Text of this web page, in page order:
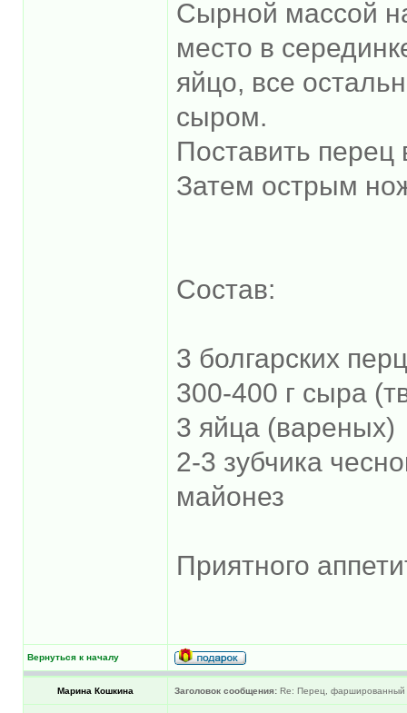
Сырной массой
место в
яйцо, все
сыром.
Поставить перец
Затем острым
Состав:
3 болгарских
300-400 г сыра
3 яйца (вареных)
2-3 зубчика
майонез
Приятного
Вернуться к началу
Марина Кошкина Заголовок сообщения: Re: Перец,